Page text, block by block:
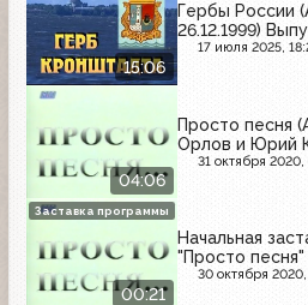
15:06
Гербы России
26.12.1999)
17 июля 2025,
04:06
Просто песня
Орлов и Юрий
31 октября 2020,
00:21
Начальная
"Просто
30 октября
Заставка программы